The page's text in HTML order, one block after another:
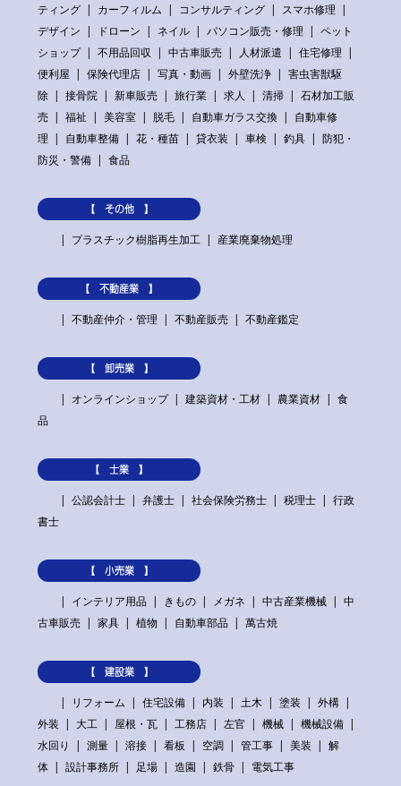
ティング
カーフィルム コンサルティング
スマホ修理
デザイン
ドローン ネイル パソコン販売・修理
ペット
ショップ
不用品回収 中古車販売 人材派遣
住宅修理
便利屋
保険代理店 写真・動画 外壁洗浄
害虫害獣駆
除
接骨院 新車販売 旅行業 求人 清掃
石材加工販
売
福祉 美容室 脱毛 自動車ガラス交換
自動車修
理
自動車整備 花・種苗 貸衣装 車検 釣具
防犯・
防災・警備
食品
【 その他 】
プラスチック樹脂再生加工
産業廃棄物処理
【 不動産業 】
不動産仲介・管理
不動産販売 不動産鑑定
【 卸売業 】
オンラインショップ
建築資材・工材 農業資材
食
品
【 士業 】
公認会計士
弁護士 社会保険労務士 税理士
行政
書士
【 小売業 】
インテリア用品
きもの メガネ 中古産業機械
中
古車販売
家具 植物 自動車部品 萬古焼
【 建設業 】
リフォーム
住宅設備 内装 土木 塗装
外構
外装
大工 屋根・瓦 工務店 左官 機械
機械設備
水回り
測量 溶接 看板 空調 管工事 美装
解
体
設計事務所 足場 造園 鉄骨 電気工事